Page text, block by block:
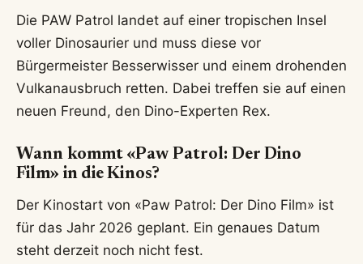
Die PAW Patrol landet auf einer tropischen Insel
voller Dinosaurier und muss diese vor
Bürgermeister Besserwisser und einem drohenden
Vulkanausbruch retten. Dabei treffen sie auf einen
neuen Freund, den Dino-Experten Rex.
Wann kommt «Paw Patrol: Der Dino
Film» in die Kinos?
Der Kinostart von «Paw Patrol: Der Dino Film» ist
für das Jahr 2026 geplant. Ein genaues Datum
steht derzeit noch nicht fest.